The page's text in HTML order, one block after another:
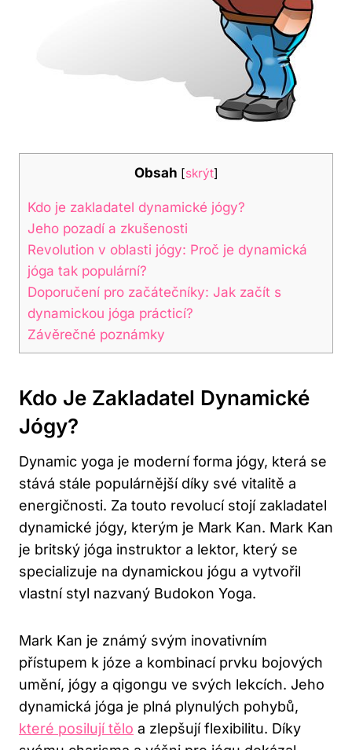
Obsah [skrýt]
Kdo je zakladatel dynamické jógy?
Jeho‍ pozadí a zkušenosti
Revolution ​v oblasti jógy: Proč je ​dynamická
⁣jóga tak populární?
Doporučení pro začátečníky: Jak začít s
dynamickou jóga prácticí?
Závěrečné poznámky
Kdo Je Zakladatel Dynamické
Jógy?
Dynamic yoga ‍je moderní⁢ forma jógy, která se
stává stále populárnější díky své ‍vitalitě‍ a
energičnosti. Za touto revolucí stojí zakladatel
dynamické jógy, ‍kterým je​ Mark Kan. Mark Kan⁣
je britský jóga instruktor a lektor, který se
specializuje na ‌dynamickou jógu a vytvořil
vlastní ‌styl nazvaný Budokon Yoga.
Mark Kan je známý ‌svým ‍inovativním
přístupem k ‌józe a kombinací prvku bojových
umění, jógy a qigongu ve svých lekcích. Jeho
dynamická ​jóga je plná plynulých pohybů,​
které posilují tělo a zlepšují flexibilitu. Díky